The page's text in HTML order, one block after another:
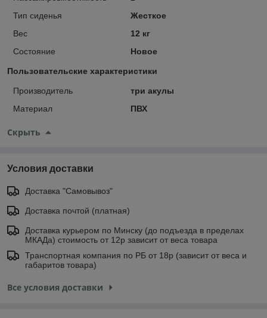
Тип сиденья
Жесткое
Вес
12 кг
Состояние
Новое
Пользовательские характеристики
Производитель
три акулы
Материал
ПВХ
Скрыть
Условия доставки
Доставка "Самовывоз"
Доставка почтой (платная)
Доставка курьером по Минску (до подъезда в пределах
МКАДа) стоимость от 12р зависит от веса товара
Транспортная компания по РБ от 18р (зависит от веса и
габаритов товара)
Все условия доставки